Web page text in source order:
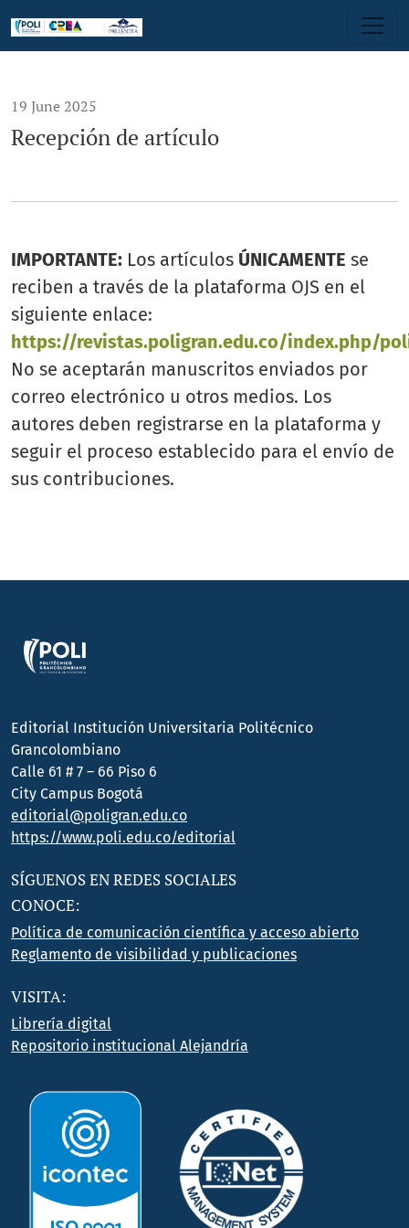
19 June 2025
Recepción de artículo
IMPORTANTE: Los artículos ÚNICAMENTE se
reciben a través de la plataforma OJS en el
siguiente enlace:
https://revistas.poligran.edu.co/index.php/
No se aceptarán manuscritos enviados por
correo electrónico u otros medios. Los
autores deben registrarse en la plataforma y
seguir el proceso establecido para el envío de
sus contribuciones.
Editorial Institución Universitaria Politécnico
Grancolombiano
Calle 61 # 7 – 66 Piso 6
City Campus Bogotá
editorial@poligran.edu.co
https://www.poli.edu.co/editorial
SÍGUENOS EN REDES SOCIALES
CONOCE:
Política de comunicación científica y acceso abierto
Reglamento de visibilidad y publicaciones
VISITA:
Librería digital
Repositorio institucional Alejandría